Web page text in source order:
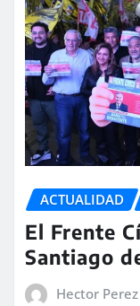
ACTUALIDAD
El Frente
Santiago
Hector Perez